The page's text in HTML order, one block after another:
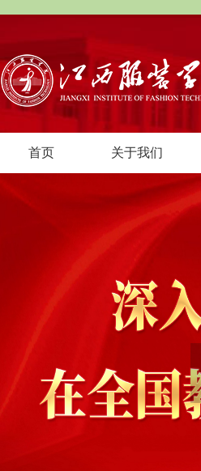
首页 关于我们